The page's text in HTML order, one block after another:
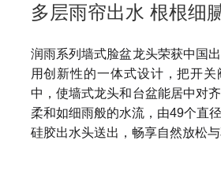
多层雨帘出水 根根细
润雨系列墙式脸盆龙头荣获中国
用创新性的一体式设计，把开
中，使墙式龙头和台盆能居中对
柔和如细雨般的水流，由49个直
硅胶出水头送出，畅享自然放松与